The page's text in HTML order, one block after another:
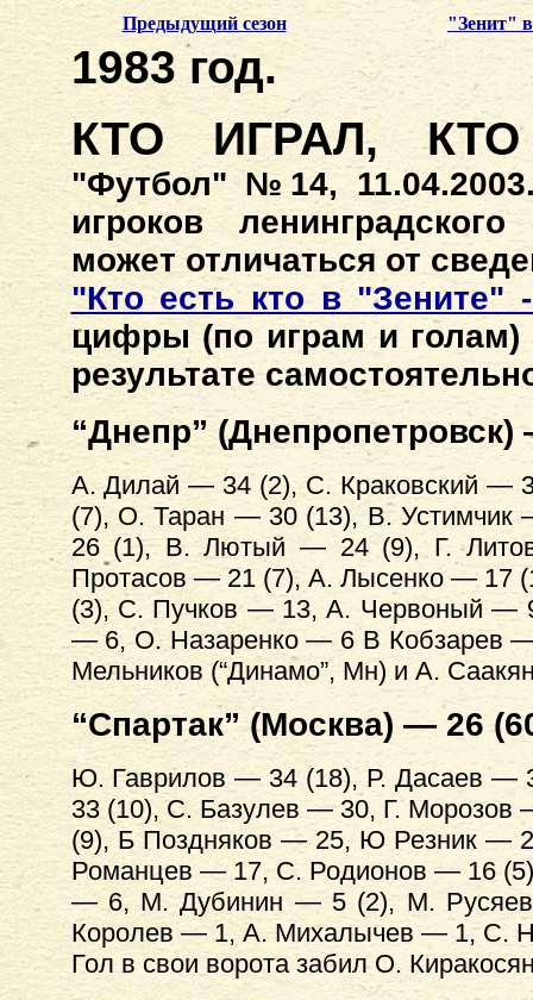
Предыдущий сезон "Зенит"
1983 год.
КТО ИГРАЛ,
"Футбол" №14,
игроков
может отличаться от
"Кто есть кто в "Зените"
цифры (по играм и голам)
результате
“Днепр” (Днепропетровск)
А. Дилай — 34 (2), С. Краковский —
(7), О. Таран — 30 (13), В.
26 (1), В. Лютый — 24 (9), Г.
Протасов — 21 (7), А. Лысенко — 17
(3), С. Пучков — 13, А. Червоный —
— 6, О. Назаренко — 6 В Кобзарев
Мельников (“Динамо”, Мн) и А. Саакян
“Спартак” (Москва) — 26
Ю. Гаврилов — 34 (18), Р. Дасаев —
33 (10), С. Базулев — 30, Г.
(9), Б Поздняков — 25, Ю Резник —
Романцев — 17, С. Родионов — 16
— 6, М. Дубинин — 5 (2), М.
Королев — 1, А. Михалычев — 1, С.
Гол в свои ворота забил О.